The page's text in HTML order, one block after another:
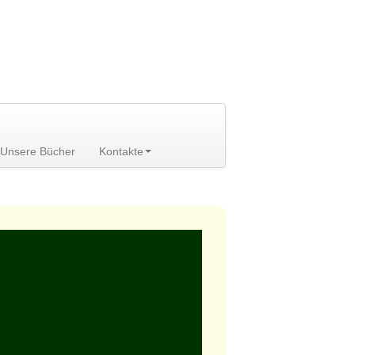
Unsere Bücher Kontakte